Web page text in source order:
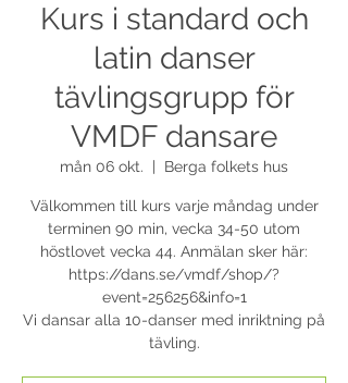
Kurs i standard och
latin danser
tävlingsgrupp för
VMDF dansare
mån 06 okt. Berga folkets hus
Välkommen till kurs varje måndag under
terminen 90 min, vecka 34-50 utom
höstlovet vecka 44. Anmälan sker här:
https://dans.se/vmdf/shop/?
event=256256&info=1
Vi dansar alla 10-danser med inriktning på
tävling.